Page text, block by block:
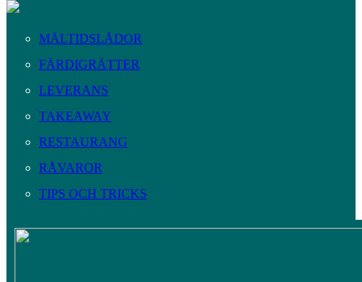
MÅLTIDSLÅDOR
FÄRDIGRÄTTER
LEVERANS
TAKEAWAY
RESTAURANG
RÅVAROR
TIPS OCH TRICKS